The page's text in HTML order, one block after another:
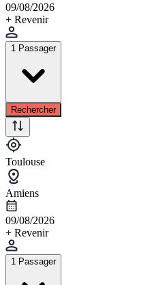
09/08/2026
+ Revenir
1 Passager
Rechercher
Toulouse
Amiens
09/08/2026
+ Revenir
1 Passager